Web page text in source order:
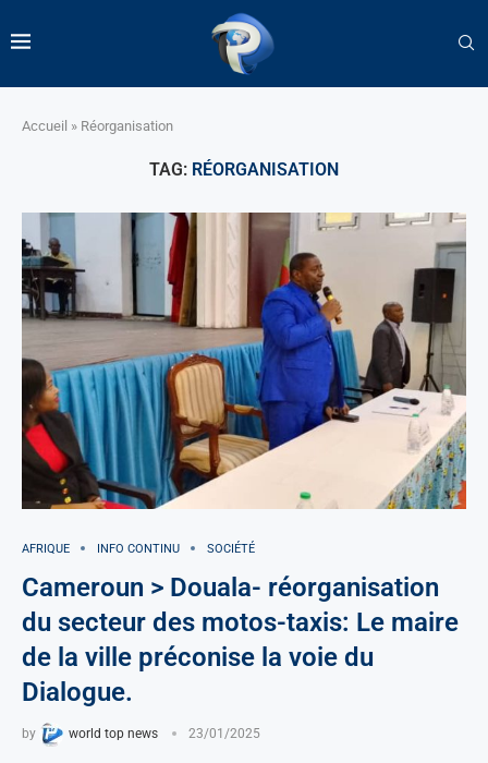
Accueil » Réorganisation
TAG: RÉORGANISATION
AFRIQUE INFO CONTINU SOCIÉTÉ
Cameroun > Douala- réorganisation
du secteur des motos-taxis: Le maire
de la ville préconise la voie du
Dialogue.
by world top news 23/01/2025